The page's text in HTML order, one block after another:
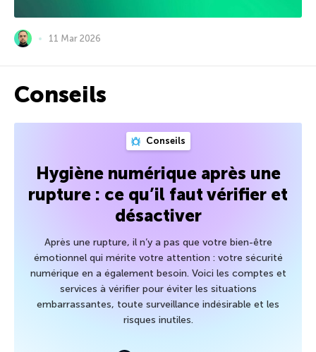
11 Mar 2026
Conseils
Conseils
Hygiène numérique après une
rupture : ce qu’il faut vérifier et
désactiver
Après une rupture, il n’y a pas que votre bien-être
émotionnel qui mérite votre attention : votre sécurité
numérique en a également besoin. Voici les comptes et
services à vérifier pour éviter les situations
embarrassantes, toute surveillance indésirable et les
risques inutiles.